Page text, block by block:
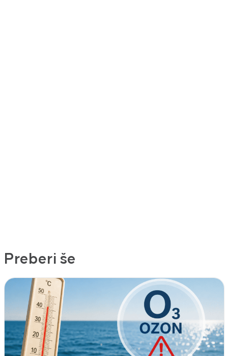
Preberi še